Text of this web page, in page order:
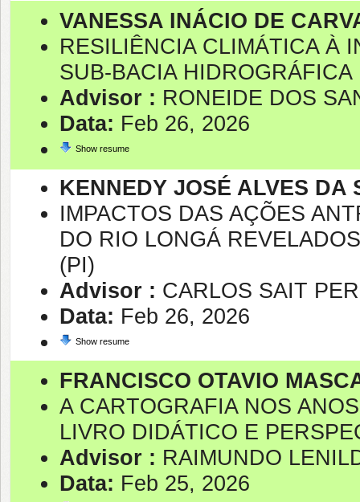
VANESSA INÁCIO DE
RESILIÊNCIA CLIMÁTICA À
SUB-BACIA
Advisor : RONEIDE DOS
Data: Feb 26, 2026
Show resume
KENNEDY JOSÉ ALVES DA
IMPACTOS DAS AÇÕES
DO RIO LONGÁ
(PI)
Advisor : CARLOS SAIT
Data: Feb 26, 2026
Show resume
FRANCISCO OTAVIO
A CARTOGRAFIA NOS
LIVRO DIDÁTICO E
Advisor : RAIMUNDO
Data: Feb 25, 2026